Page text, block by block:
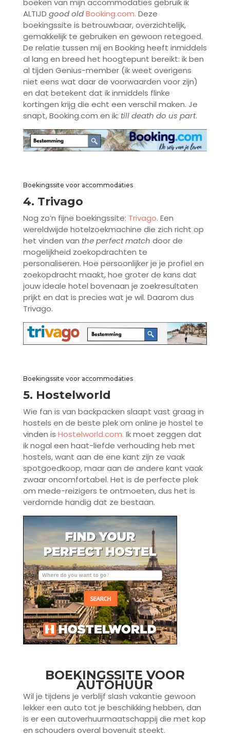
boeken van mijn accommodaties gebruik ik
ALTIJD good old Booking.com. Deze
boekingssite is betrouwbaar, overzichtelijk,
gemakkelijk te gebruiken en gewoon retegoed.
De relatie tussen mij en Booking heeft inmiddels
al lang en breed het hoogtepunt bereikt: ik ben
al tijden Genius-member (ik weet overigens
niet eens wat daar de voorwaarden voor zijn)
en dat betekent dat ik inmiddels flinke
kortingen krijg die echt een verschil maken. Je
snapt, Booking.com en ik: till death do us part.
Boekingssite voor accommodaties
4. Trivago
Nog zo’n fijne boekingssite: Trivago. Een
wereldwijde hotelzoekmachine die zich richt op
het vinden van the perfect match door de
mogelijkheid zoekopdrachten te
personaliseren. Hoe persoonlijker je je profiel en
zoekopdracht maakt, hoe groter de kans dat
jouw ideale hotel bovenaan je zoekresultaten
prijkt en dat is precies wat je wil. Daarom dus
Trivago.
Boekingssite voor accommodaties
5. Hostelworld
Wie fan is van backpacken slaapt vast graag in
hostels en de beste plek om online je hostel te
vinden is Hostelworld.com. Ik moet zeggen dat
ik nogal een haat-liefde verhouding heb met
hostels, want aan de ene kant zijn ze vaak
spotgoedkoop, maar aan de andere kant vaak
zwaar oncomfortabel. Het is de perfecte plek
om mede-reizigers te ontmoeten, dus het is
verdomde handig dat ze bestaan.
BOEKINGSSITE VOOR
AUTOHUUR
Wil je tijdens je verblijf slash vakantie gewoon
lekker een auto tot je beschikking hebben, dan
is er een autoverhuurmaatschappij die met kop
en schouders overal bovenuit steekt.